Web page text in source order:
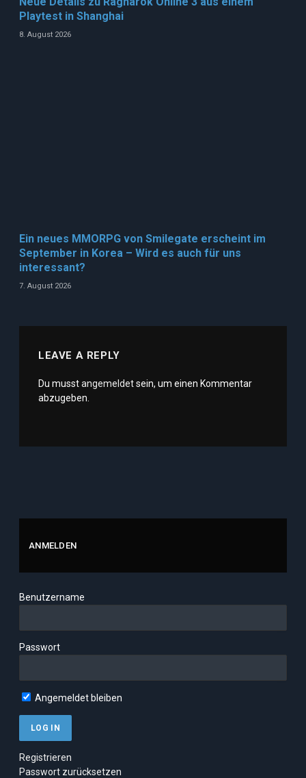
Playtest in Shanghai
8. August 2026
Ein neues MMORPG von Smilegate erscheint im
September in Korea – Wird es auch für uns
interessant?
7. August 2026
LEAVE A REPLY
Du musstangemeldetsein, um einen Kommentar
abzugeben.
ANMELDEN
Benutzername
Passwort
Angemeldet bleiben
Registrieren
Passwort zurücksetzen